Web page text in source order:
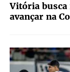
Vitória busca
avançar na